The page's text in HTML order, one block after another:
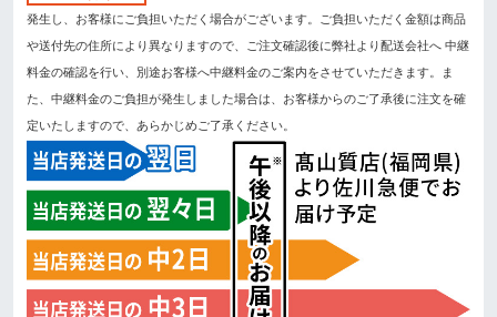
発生し、お客様にご負担いただく場合がございます。ご負担いただく金額は商品
や送付先の住所により異なりますので、ご注文確認後に弊社より配送会社へ 中継
料金の確認を行い、別途お客様へ中継料金のご案内をさせていただきます。ま
た、中継料金のご負担が発生しました場合は、お客様からのご了承後に注文を確
定いたしますので、あらかじめご了承ください。